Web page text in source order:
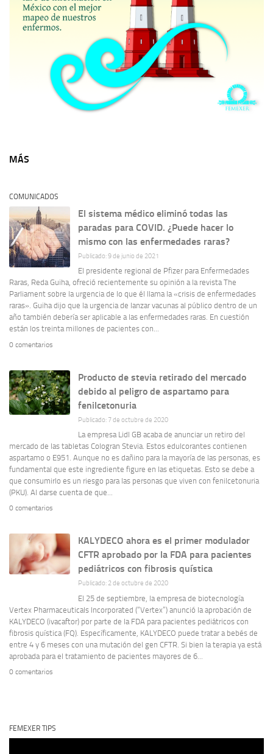
MÁS
COMUNICADOS
El sistema médico eliminó todas las
paradas para COVID. ¿Puede hacer lo
mismo con las enfermedades raras?
Publicado: 9 de junio de 2021
El presidente regional de Pfizer para Enfermedades
Raras, Reda Guiha, ofreció recientemente su opinión a la revista The
Parliament sobre la urgencia de lo que él llama la «crisis de enfermedades
raras». Guiha dijo que la urgencia de lanzar vacunas al público dentro de un
año también debería ser aplicable a las enfermedades raras. En cuestión
están los treinta millones de pacientes con...
0 comentarios
Producto de stevia retirado del mercado
debido al peligro de aspartamo para
fenilcetonuria
Publicado: 7 de octubre de 2020
La empresa Lidl GB acaba de anunciar un retiro del
mercado de las tabletas Cologran Stevia. Estos edulcorantes contienen
aspartamo o E951. Aunque no es dañino para la mayoría de las personas, es
fundamental que este ingrediente figure en las etiquetas. Esto se debe a
que consumirlo es un riesgo para las personas que viven con fenilcetonuria
(PKU). Al darse cuenta de que...
0 comentarios
KALYDECO ahora es el primer modulador
CFTR aprobado por la FDA para pacientes
pediátricos con fibrosis quística
Publicado: 2 de octubre de 2020
El 25 de septiembre, la empresa de biotecnología
Vertex Pharmaceuticals Incorporated (“Vertex”) anunció la aprobación de
KALYDECO (ivacaftor) por parte de la FDA para pacientes pediátricos con
fibrosis quística (FQ). Específicamente, KALYDECO puede tratar a bebés de
entre 4 y 6 meses con una mutación del gen CFTR. Si bien la terapia ya está
aprobada para el tratamiento de pacientes mayores de 6...
0 comentarios
FEMEXER TIPS